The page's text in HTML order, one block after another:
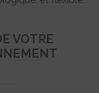
VOTRE